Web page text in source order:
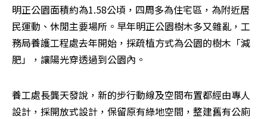
明正公園面積約為1.58公頃，四周多為住宅區，為附近居
民運動、休閒主要場所。早年明正公園樹木多又雜亂，工
務局養護工程處去年開始，採疏植方式為公園的樹木「減
肥」，讓陽光穿透過到公園內。
養工處長龔天發說，新的步行動線及空間布置都經由專人
設計，採開放式設計，保留原有綠地空間，整建舊有公廁